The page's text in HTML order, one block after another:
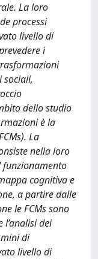
La loro
processi
livello di
i
sociali,
dello studio
è la
La
nella loro
funzionamento
cognitiva e
a partire dalle
le FCMs sono
dei
di
livello di